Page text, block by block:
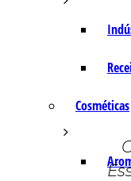
Cosméticas